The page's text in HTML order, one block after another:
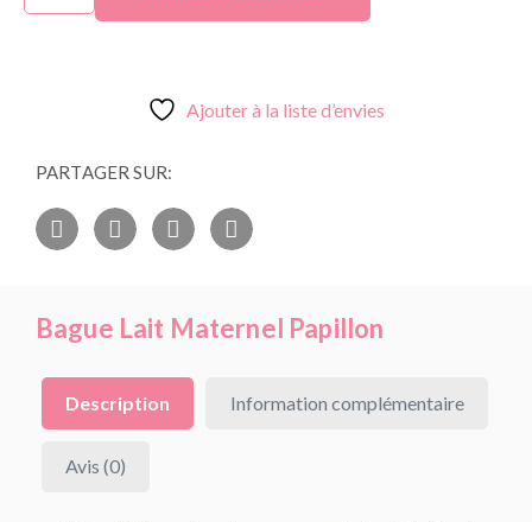
Ajouter à la liste d’envies
PARTAGER SUR:
Bague Lait Maternel Papillon
Description Information complémentaire
Avis (0)